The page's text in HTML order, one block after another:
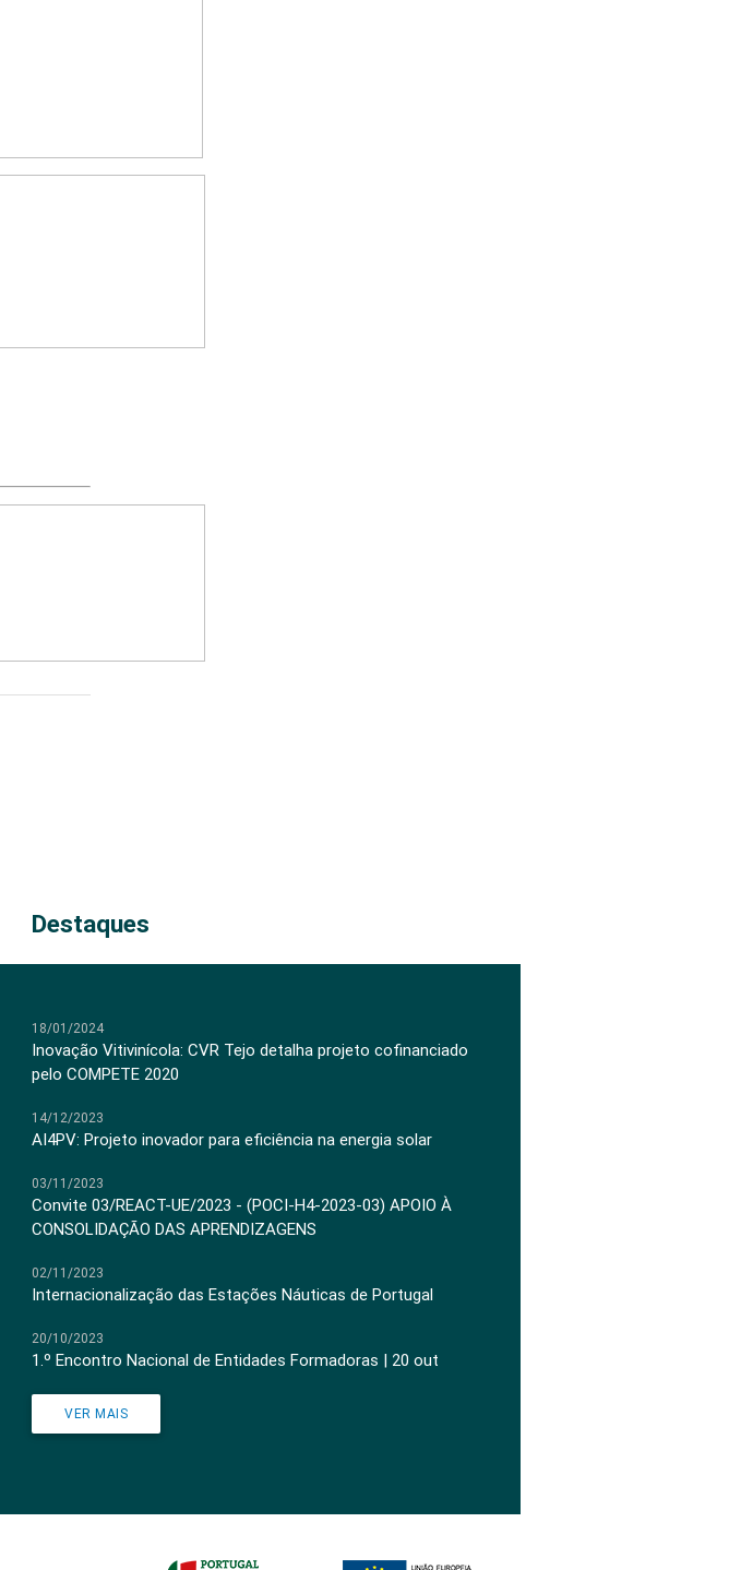
Destaques
18/01/2024
Inovação Vitivinícola: CVR Tejo detalha projeto cofinanciado
pelo COMPETE 2020
14/12/2023
AI4PV: Projeto inovador para eficiência na energia solar
03/11/2023
Convite 03/REACT-UE/2023 - (POCI-H4-2023-03) APOIO À
CONSOLIDAÇÃO DAS APRENDIZAGENS
02/11/2023
Internacionalização das Estações Náuticas de Portugal
20/10/2023
1.º Encontro Nacional de Entidades Formadoras | 20 out
VER MAIS